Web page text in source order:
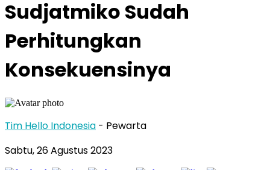
Sudjatmiko Sudah
Perhitungkan
Konsekuensinya
Tim Hello Indonesia - Pewarta
Sabtu, 26 Agustus 2023